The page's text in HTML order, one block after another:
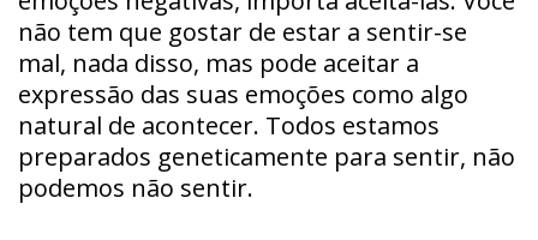
não tem que gostar de estar a sentir-se
mal, nada disso, mas pode aceitar a
expressão das suas emoções como algo
natural de acontecer. Todos estamos
preparados geneticamente para sentir, não
podemos não sentir.